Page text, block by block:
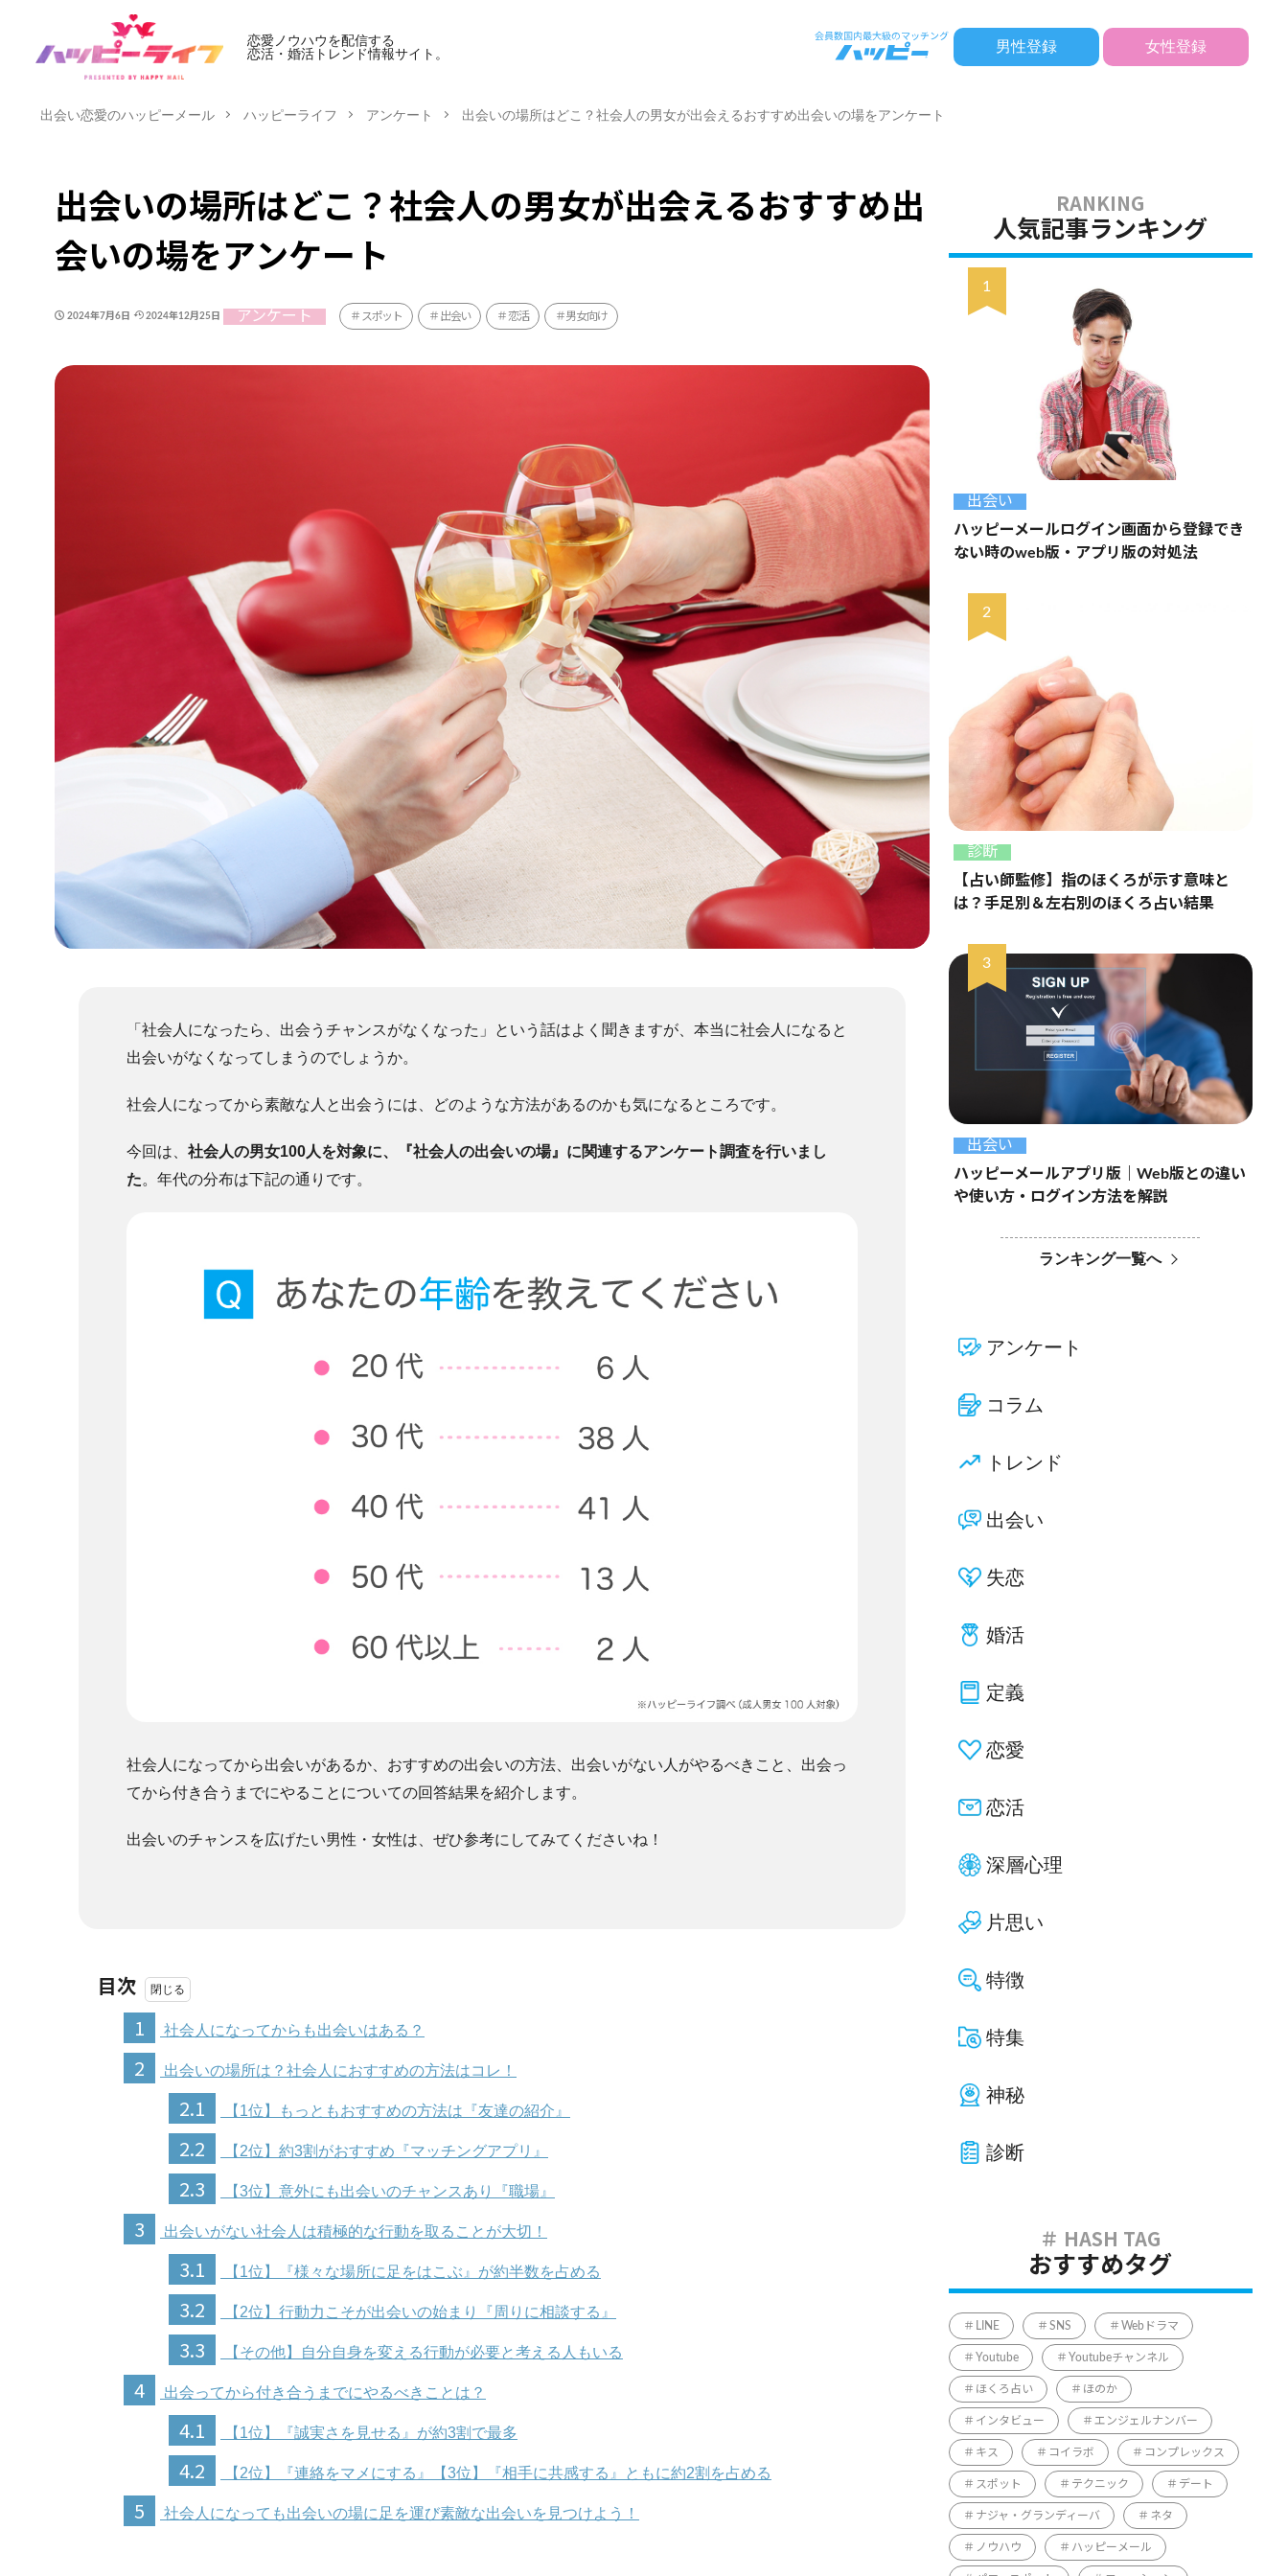
恋愛ノウハウを配信する
恋活・婚活トレンド情報サイト。
男性登録 女性登録
出会い恋愛のハッピーメール ハッピーライフ アンケート 出会いの場所はどこ？社会人の男女が出会えるおすすめ出会いの場をアンケート
出会いの場所はどこ？社会人の男女が出会えるおすすめ出
会いの場をアンケート
2024年7月6日 2024年12月25日 アンケート スポット 出会い 恋活 男女向け
「社会人になったら、出会うチャンスがなくなった」という話はよく聞きますが、本当に社会人になると
出会いがなくなってしまうのでしょうか。
社会人になってから素敵な人と出会うには、どのような方法があるのかも気になるところです。
今回は、 社会人の男女100人を対象に、『社会人の出会いの場』に関連するアンケート調査を行いまし
た。 年代の分布は下記の通りです。
社会人になってから出会いがあるか、おすすめの出会いの方法、出会いがない人がやるべきこと、出会っ
てから付き合うまでにやることについての回答結果を紹介します。
出会いのチャンスを広げたい男性・女性は、ぜひ参考にしてみてくださいね！
目次
1
社会人になってからも出会いはある？
2 出会いの場所は？社会人におすすめの方法はコレ！
2.1 【1位】もっともおすすめの方法は『友達の紹介』
2.2 【2位】約3割がおすすめ『マッチングアプリ』
2.3 【3位】意外にも出会いのチャンスあり『職場』
3 出会いがない社会人は積極的な行動を取ることが大切！
3.1 【1位】『様々な場所に足をはこぶ』が約半数を占める
3.2 【2位】行動力こそが出会いの始まり『周りに相談する』
3.3 【その他】自分自身を変える行動が必要と考える人もいる
4 出会ってから付き合うまでにやるべきことは？
4.1 【1位】『誠実さを見せる』が約3割で最多
4.2 【2位】『連絡をマメにする』【3位】『相手に共感する』ともに約2割を占める
5 社会人になっても出会いの場に足を運び素敵な出会いを見つけよう！
人気記事ランキング
出会い
ハッピーメールログイン画面から登録でき
ない時のweb版・アプリ版の対処法
診断
【占い師監修】指のほくろが示す意味と
は？手足別＆左右別のほくろ占い結果
出会い
ハッピーメールアプリ版｜Web版との違い
や使い方・ログイン方法を解説
ランキング一覧へ
アンケート
コラム
トレンド
出会い
失恋
婚活
定義
恋愛
恋活
深層心理
片思い
特徴
特集
神秘
診断
おすすめタグ
LINE SNS Webドラマ
Youtube Youtubeチャンネル
ほくろ占い ほのか
インタビュー エンジェルナンバー
キス コイラボ コンプレックス
スポット テクニック デート
ナジャ・グランディーバ ネタ
ノウハウ ハッピーメール